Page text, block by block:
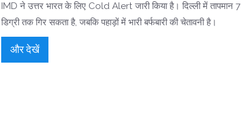
IMD ने उत्तर भारत के लिए Cold Alert जारी किया है। दिल्ली में तापमान 7
डिग्री तक गिर सकता है, जबकि पहाड़ों में भारी बर्फबारी की चेतावनी है।
और देखें